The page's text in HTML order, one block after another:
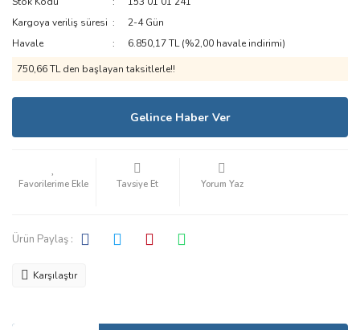
Kargoya veriliş süresi
2-4 Gün
Havale
6.850,17 TL (%2,00 havale indirimi)
750,66 TL den başlayan taksitlerle!!
Gelince Haber Ver
Tavsiye Et Yorum Yaz
Ürün Paylaş :
Karşılaştır